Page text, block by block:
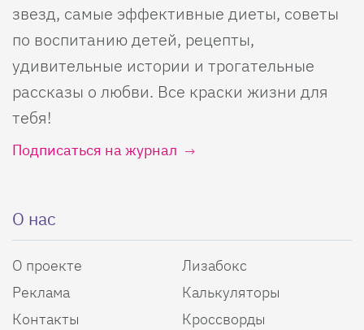
звезд, самые эффективные диеты, советы
по воспитанию детей, рецепты,
удивительные истории и трогательные
рассказы о любви. Все краски жизни для
тебя!
Подписаться на журнал
О нас
О проекте
Реклама
Контакты
Лизабокс
Калькуляторы
Кроссворды